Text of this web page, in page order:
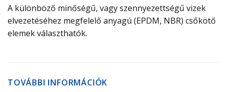
A különböző minőségű, vagy szennyezettségű vizek
elvezetéséhez megfelelő anyagú (EPDM, NBR) csőkötő
elemek választhatók.
TOVÁBBI INFORMÁCIÓK